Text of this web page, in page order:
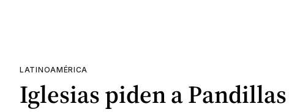
LATINOAMÉRICA
Iglesias piden a